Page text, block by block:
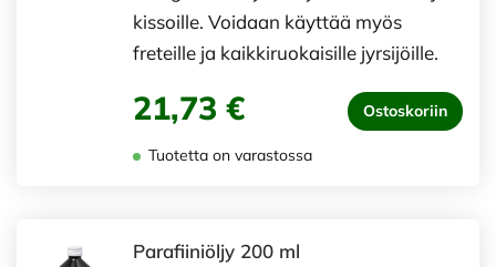
kissoille. Voidaan käyttää myös
freteille ja kaikkiruokaisille jyrsijöille.
21,73 € Ostoskoriin
Tuotetta on varastossa
Parafiiniöljy 200 ml